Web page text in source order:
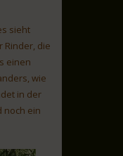
sieht
Rinder, die
einen
wie
in der
noch ein